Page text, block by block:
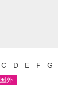
C D E F G
国外